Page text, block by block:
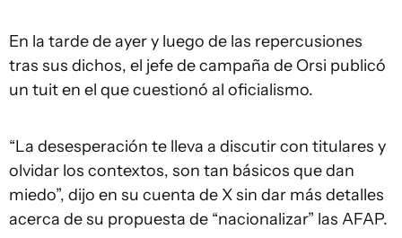
En la tarde de ayer y luego de las repercusiones
tras sus dichos, el jefe de campaña de Orsi publicó
un tuit en el que cuestionó al oficialismo.
“La desesperación te lleva a discutir con titulares y
olvidar los contextos, son tan básicos que dan
miedo”, dijo en su cuenta de X sin dar más detalles
acerca de su propuesta de “nacionalizar” las AFAP.